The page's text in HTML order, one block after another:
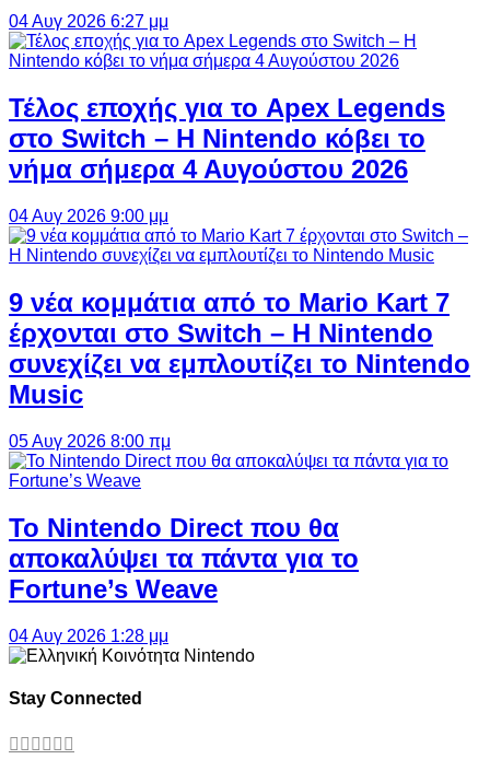
04 Αυγ 2026 6:27 μμ
Τέλος εποχής για το Apex Legends
στο Switch – Η Nintendo κόβει το
νήμα σήμερα 4 Αυγούστου 2026
04 Αυγ 2026 9:00 μμ
9 νέα κομμάτια από το Mario Kart 7
έρχονται στο Switch – Η Nintendo
συνεχίζει να εμπλουτίζει το Nintendo
Music
05 Αυγ 2026 8:00 πμ
Το Nintendo Direct που θα
αποκαλύψει τα πάντα για το
Fortune’s Weave
04 Αυγ 2026 1:28 μμ
Stay Connected